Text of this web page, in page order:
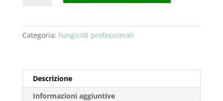
quantità
Categoria: Fungicidi professionali
Descrizione
Informazioni aggiuntive